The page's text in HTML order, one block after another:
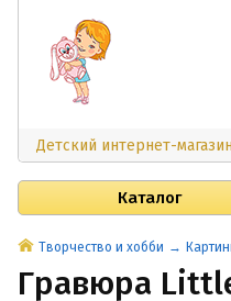
Детский интернет-
Каталог
Творчество и хобби
Гравюра